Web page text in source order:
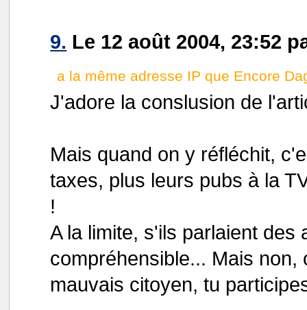
9. Le 12 août 2004, 23:52
a la même adresse IP que Encore
J'adore la conslusion de
Mais quand on y réfléchit,
taxes, plus leurs pubs à la
!
A la limite, s'ils parlaient
compréhensible... Mais
mauvais citoyen, tu